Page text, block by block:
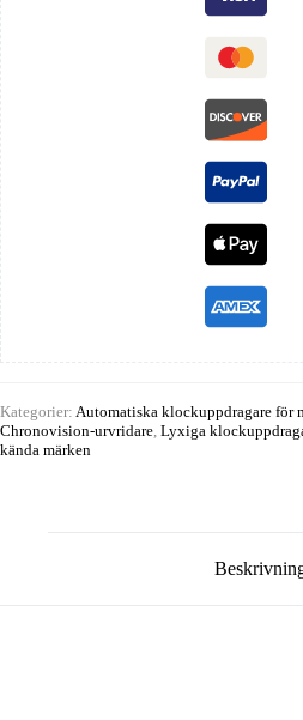
Kategorier: Automatiska klockuppdragare för
Chronovision-urvridare, Lyxiga
kända märken